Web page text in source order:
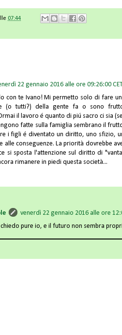
07:44
22 gennaio 2016 alle ore 09:26:00
con te Ivano! Mi permetto solo di fare
(o tutti?) della gente fa o sono
il lavoro é quanto di piú sacro ci sia
fatte sulla famiglia sembrano il
i figli é diventato un diritto, uno sfizio,
alle conseguenze. La priorità dovrebbe
si sposta l'attenzione sul diritto di
rimanere in piedi questa società...
venerdì 22 gennaio 2016 alle ore
pure io, e il futuro non sembra